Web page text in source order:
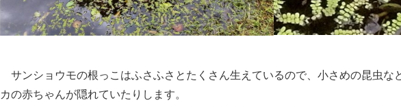
サンショウモの根っこはふさふさとたくさん生えているので、小さめの昆虫な
カの赤ちゃんが隠れていたりします。